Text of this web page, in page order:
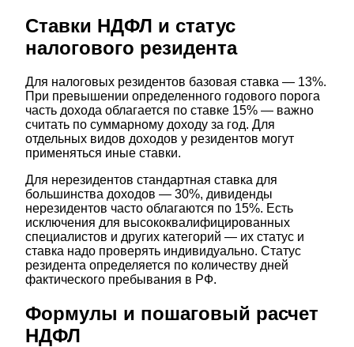
Ставки НДФЛ и статус
налогового резидента
Для налоговых резидентов базовая ставка — 13%.
При превышении определенного годового порога
часть дохода облагается по ставке 15% — важно
считать по суммарному доходу за год. Для
отдельных видов доходов у резидентов могут
применяться иные ставки.
Для нерезидентов стандартная ставка для
большинства доходов — 30%, дивиденды
нерезидентов часто облагаются по 15%. Есть
исключения для высококвалифицированных
специалистов и других категорий — их статус и
ставка надо проверять индивидуально. Статус
резидента определяется по количеству дней
фактического пребывания в РФ.
Формулы и пошаговый расчет
НДФЛ